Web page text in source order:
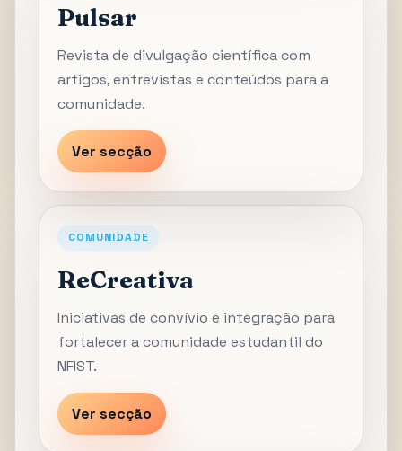
Pulsar
Revista de divulgação científica com
artigos, entrevistas e conteúdos para a
comunidade.
Ver secção
COMUNIDADE
ReCreativa
Iniciativas de convívio e integração para
fortalecer a comunidade estudantil do
NFIST.
Ver secção